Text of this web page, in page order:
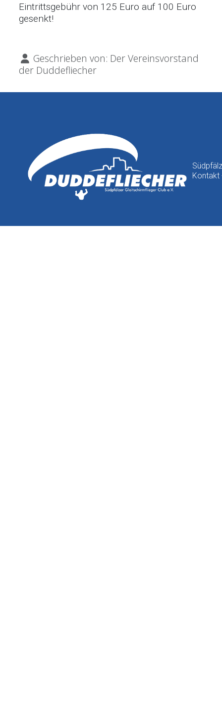
Eintrittsgebühr von 125 Euro auf 100 Euro
gesenkt!
Details
Geschrieben von: Der Vereinsvorstand
der Duddefliecher
Kontakt